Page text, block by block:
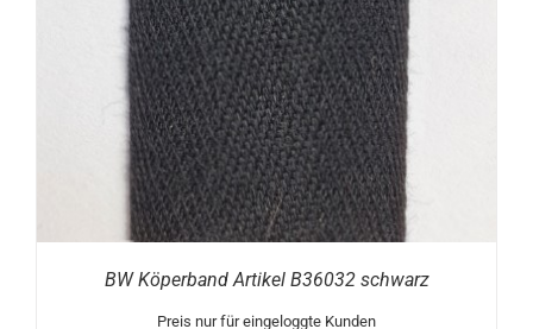
BW Köperband Artikel B36032 schwarz
Preis nur für eingeloggte Kunden